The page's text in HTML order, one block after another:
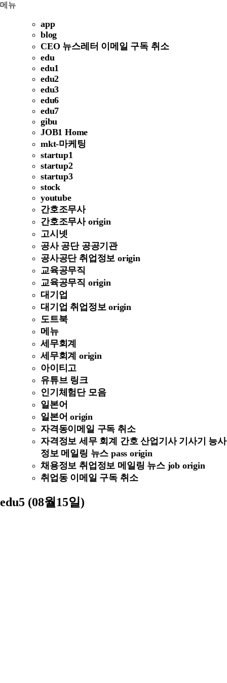
메뉴
app
blog
CEO 뉴스레터 이메일 구독 취소
edu
edu1
edu2
edu3
edu6
edu7
gibu
JOB1 Home
mkt-마케팅
startup1
startup2
startup3
stock
youtube
간호조무사
간호조무사 origin
고시넷
공사 공단 공공기관
공사공단 취업정보 origin
교육공무직
교육공무직 origin
대기업
대기업 취업정보 origin
도트북
메뉴
세무회계
세무회계 origin
아이티고
유튜브 링크
인기체험단 모음
일본어
일본어 origin
자격동이메일 구독 취소
자격정보 세무 회계 간호 산업기사 기사기 능사
정보 메일링 뉴스 pass origin
채용정보 취업정보 메일링 뉴스 job origin
취업동 이메일 구독 취소
edu5 (08월15일)